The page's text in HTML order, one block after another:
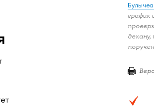
график